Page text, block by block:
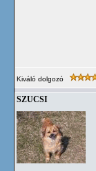
Kiváló dolgozó
SZUCSI